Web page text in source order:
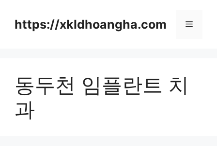
https://xkldhoangha.com 메
동두천 임플란트 치
과